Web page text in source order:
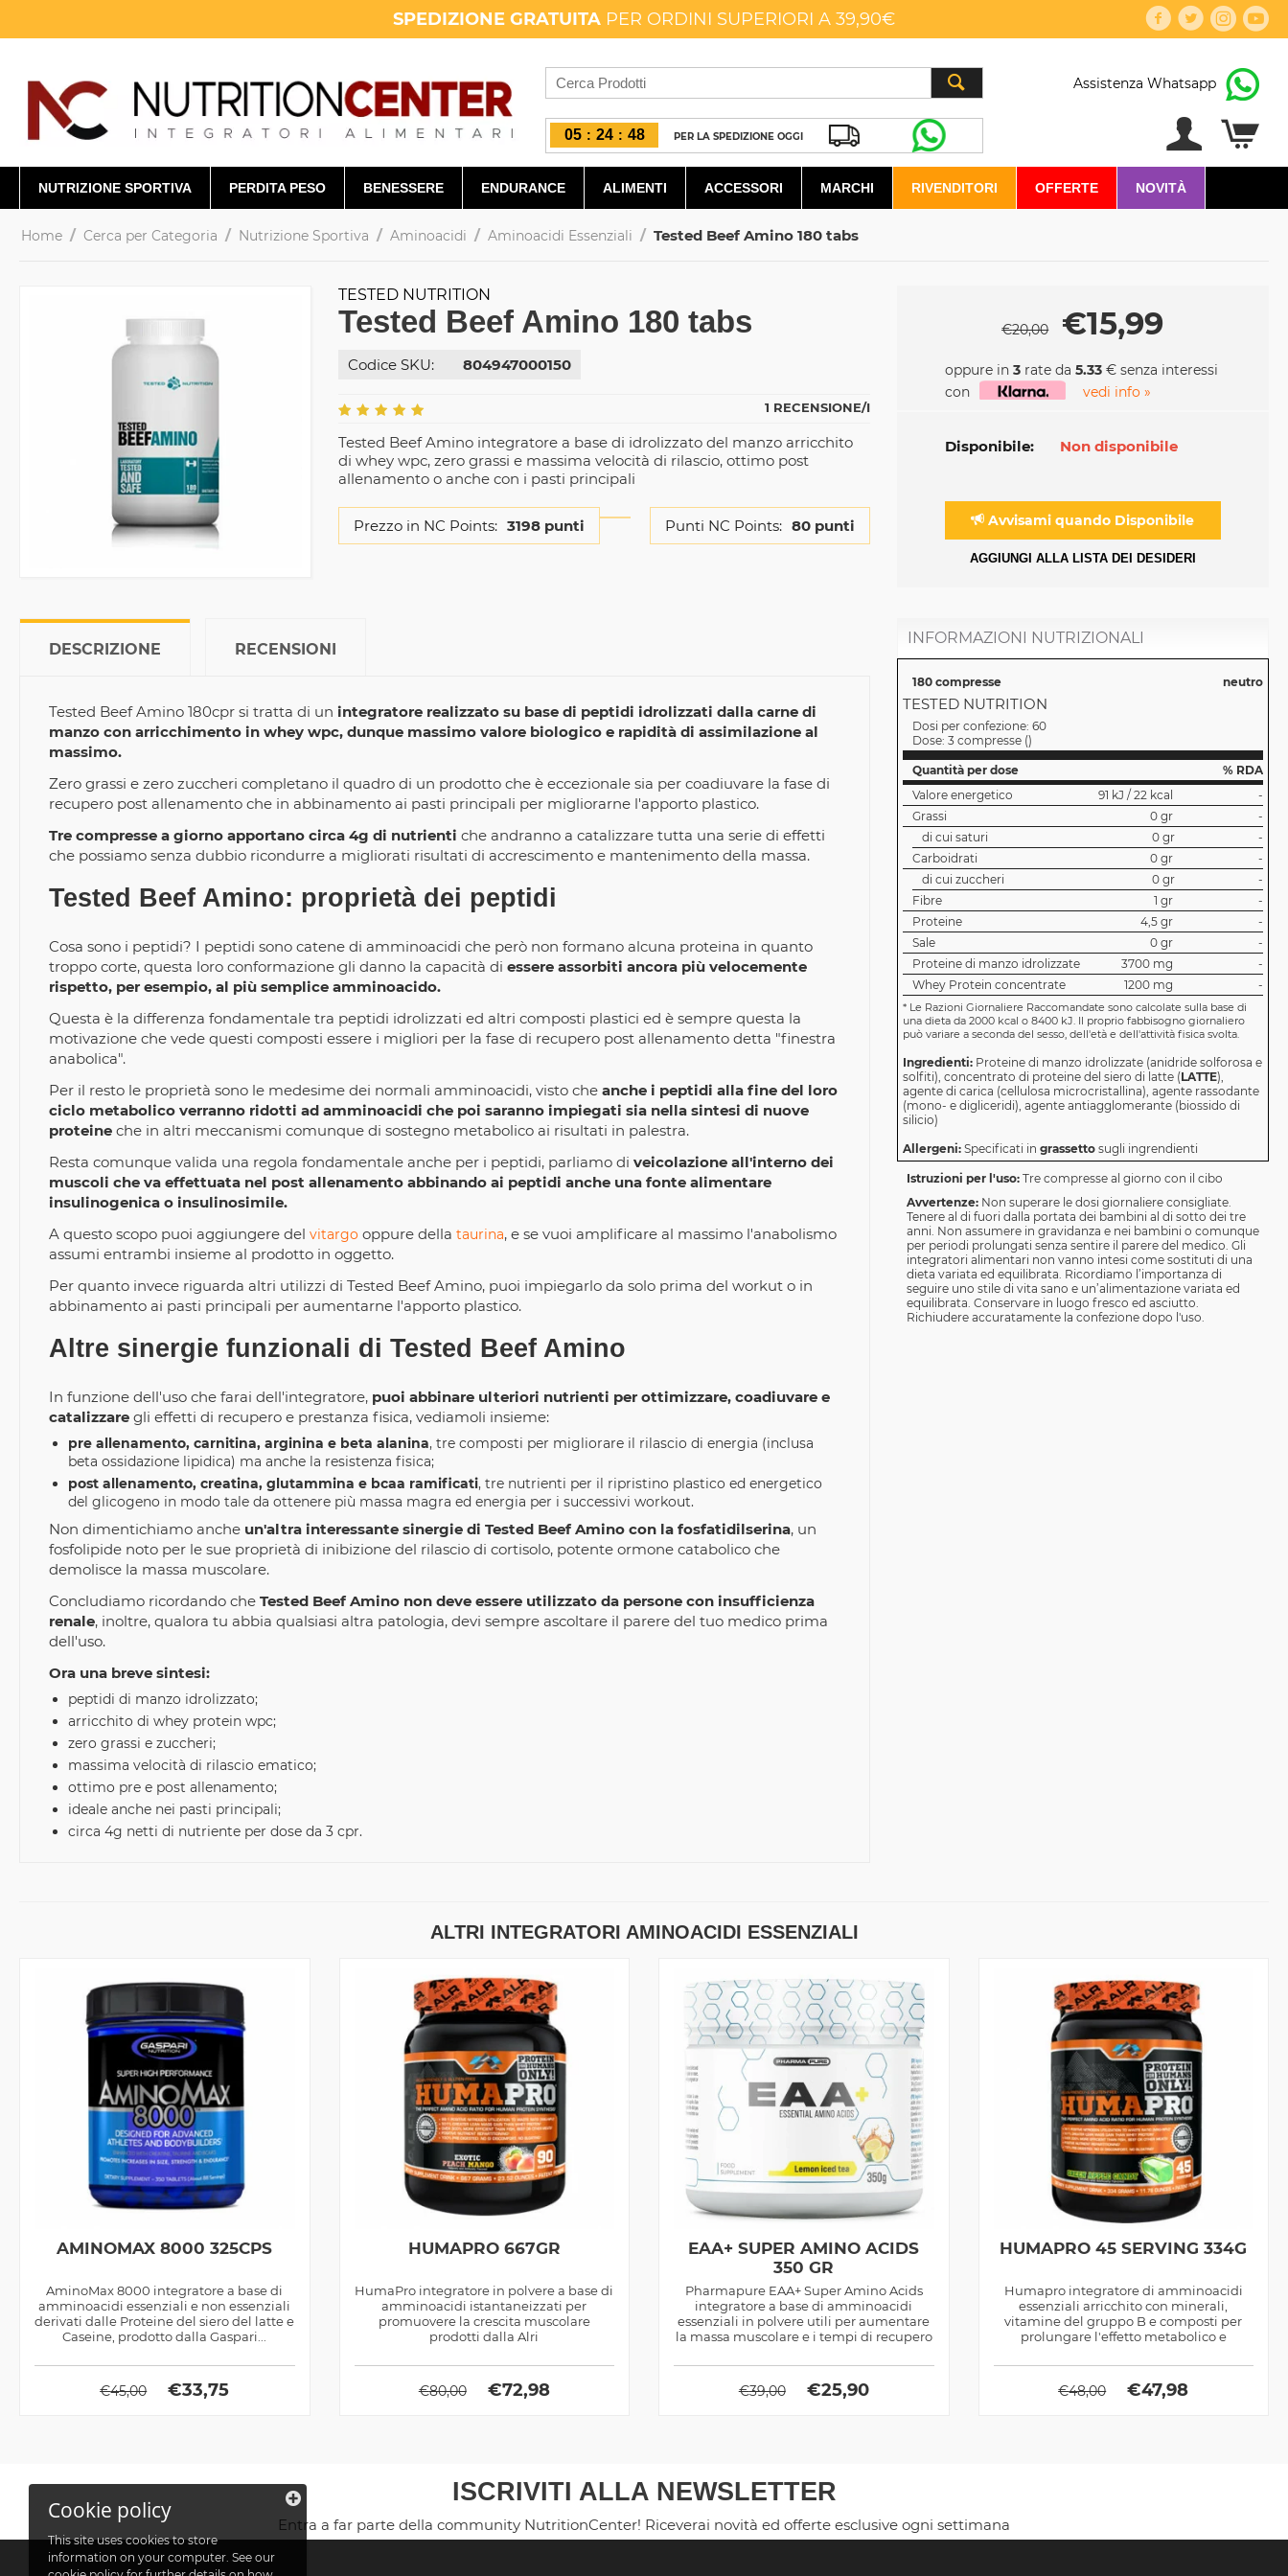
SPEDIZIONE GRATUITA PER ORDINI SUPERIORI A 39,90€
05 : 24 : 47 PER LA SPEDIZIONE OGGI
Assistenza Whatsapp
NUTRIZIONE SPORTIVA PERDITA PESO BENESSERE ENDURANCE ALIMENTI ACCESSORI MARCHI RIVENDITORI OFFERTE NOVITÀ
Home / Cerca per Categoria / Nutrizione Sportiva / Aminoacidi / Aminoacidi Essenziali / Tested Beef Amino 180 tabs
TESTED NUTRITION
Tested Beef Amino 180 tabs
Codice SKU: 804947000150
1 RECENSIONE/I
Tested Beef Amino integratore a base di idrolizzato del manzo arricchito
di whey wpc, zero grassi e massima velocità di rilascio, ottimo post
allenamento o anche con i pasti principali
Prezzo in NC Points: 3198 punti Punti NC Points: 80 punti
€20,00 €15,99
oppure in 3rate da 5.33€ senza interessi
con
vedi info »
Disponibile: Non disponibile
Avvisami quando Disponibile
AGGIUNGI ALLA LISTA DEI DESIDERI
DESCRIZIONE RECENSIONI
Tested Beef Amino 180cpr si tratta di un integratore realizzato su base di peptidi idrolizzati dalla carne di
manzo con arricchimento in whey wpc, dunque massimo valore biologico e rapidità di assimilazione al
massimo.
Zero grassi e zero zuccheri completano il quadro di un prodotto che è eccezionale sia per coadiuvare la fase di
recupero post allenamento che in abbinamento ai pasti principali per migliorarne l'apporto plastico.
Tre compresse a giorno apportano circa 4g di nutrienti che andranno a catalizzare tutta una serie di effetti
che possiamo senza dubbio ricondurre a migliorati risultati di accrescimento e mantenimento della massa.
Tested Beef Amino: proprietà dei peptidi
Cosa sono i peptidi? I peptidi sono catene di amminoacidi che però non formano alcuna proteina in quanto
troppo corte, questa loro conformazione gli danno la capacità di essere assorbiti ancora più velocemente
rispetto, per esempio, al più semplice amminoacido.
Questa è la differenza fondamentale tra peptidi idrolizzati ed altri composti plastici ed è sempre questa la
motivazione che vede questi composti essere i migliori per la fase di recupero post allenamento detta "finestra
anabolica".
Per il resto le proprietà sono le medesime dei normali amminoacidi, visto che anche i peptidi alla fine del loro
ciclo metabolico verranno ridotti ad amminoacidi che poi saranno impiegati sia nella sintesi di nuove
proteine che in altri meccanismi comunque di sostegno metabolico ai risultati in palestra.
Resta comunque valida una regola fondamentale anche per i peptidi, parliamo di veicolazione all'interno dei
muscoli che va effettuata nel post allenamento abbinando ai peptidi anche una fonte alimentare
insulinogenica o insulinosimile.
A questo scopo puoi aggiungere del vitargo oppure della taurina, e se vuoi amplificare al massimo l'anabolismo
assumi entrambi insieme al prodotto in oggetto.
Per quanto invece riguarda altri utilizzi di Tested Beef Amino, puoi impiegarlo da solo prima del workut o in
abbinamento ai pasti principali per aumentarne l'apporto plastico.
Altre sinergie funzionali di Tested Beef Amino
In funzione dell'uso che farai dell'integratore, puoi abbinare ulteriori nutrienti per ottimizzare, coadiuvare e
catalizzare gli effetti di recupero e prestanza fisica, vediamoli insieme:
pre allenamento, carnitina, arginina e beta alanina, tre composti per migliorare il rilascio di energia (inclusa
beta ossidazione lipidica) ma anche la resistenza fisica;
post allenamento, creatina, glutammina e bcaa ramificati, tre nutrienti per il ripristino plastico ed energetico
del glicogeno in modo tale da ottenere più massa magra ed energia per i successivi workout.
Non dimentichiamo anche un'altra interessante sinergie di Tested Beef Amino con la fosfatidilserina, un
fosfolipide noto per le sue proprietà di inibizione del rilascio di cortisolo, potente ormone catabolico che
demolisce la massa muscolare.
Concludiamo ricordando che Tested Beef Amino non deve essere utilizzato da persone con insufficienza
renale, inoltre, qualora tu abbia qualsiasi altra patologia, devi sempre ascoltare il parere del tuo medico prima
dell'uso.
Ora una breve sintesi:
peptidi di manzo idrolizzato;
arricchito di whey protein wpc;
zero grassi e zuccheri;
massima velocità di rilascio ematico;
ottimo pre e post allenamento;
ideale anche nei pasti principali;
circa 4g netti di nutriente per dose da 3 cpr.
INFORMAZIONI NUTRIZIONALI
180 compresse neutro
TESTED NUTRITION
Dosi per confezione: 60
Dose: 3 compresse()
Quantità per dose
% RDA
Valore energetico
91 kJ / 22 kcal
-
Grassi
0 gr
-
di cui saturi
0 gr
-
Carboidrati
0 gr
-
di cui zuccheri
0 gr
-
Fibre
1 gr
-
Proteine
4,5 gr
-
Sale
0 gr
-
Proteine di manzo idrolizzate
3700 mg
-
Whey Protein concentrate
1200 mg -
*Le Razioni Giornaliere Raccomandate sono calcolate sulla base di
una dieta da 2000 kcal o 8400 kJ. Il proprio fabbisogno giornaliero
può variare a seconda del sesso, dell'età e dell'attività fisica svolta.
Ingredienti: Proteine di manzo idrolizzate (anidride solforosa e
solfiti), concentrato di proteine del siero di latte (LATTE),
agente di carica (cellulosa microcristallina), agente rassodante
(mono- e digliceridi), agente antiagglomerante (biossido di
silicio)
Allergeni: Specificati in grassettosugli ingrendienti
Istruzioni per l'uso: Tre compresse al giorno con il cibo
Avvertenze: Non superare le dosi giornaliere consigliate.
Tenere al di fuori dalla portata dei bambini al di sotto dei tre
anni. Non assumere in gravidanza e nei bambini o comunque
per periodi prolungati senza sentire il parere del medico. Gli
integratori alimentari non vanno intesi come sostituti di una
dieta variata ed equilibrata. Ricordiamo l’importanza di
seguire uno stile di vita sano e un’alimentazione variata ed
equilibrata. Conservare in luogo fresco ed asciutto.
Richiudere accuratamente la confezione dopo l'uso.
ALTRI INTEGRATORI AMINOACIDI ESSENZIALI
AMINOMAX 8000 325CPS
AminoMax 8000 integratore a base di
amminoacidi essenziali e non essenziali
derivati dalle Proteine del siero del latte e
Caseine, prodotto dalla Gaspari...
€45,00 €33,75
HUMAPRO 667GR
HumaPro integratore in polvere a base di
amminoacidi istantaneizzati per
promuovere la crescita muscolare
prodotti dalla Alri
€80,00 €72,98
EAA+ SUPER AMINO ACIDS
350 GR
Pharmapure EAA+ Super Amino Acids
integratore a base di amminoacidi
essenziali in polvere utili per aumentare
la massa muscolare e i tempi di recupero
€39,00 €25,90
HUMAPRO 45 SERVING 334G
Humapro integratore di amminoacidi
essenziali arricchito con minerali,
vitamine del gruppo B e composti per
prolungare l'effetto metabolico e
€48,00 €47,98
ISCRIVITI ALLA NEWSLETTER
Entra a far parte della community NutritionCenter! Riceverai novità ed offerte esclusive ogni settimana
Cookie policy
This site uses cookies to store
information on your computer. See our